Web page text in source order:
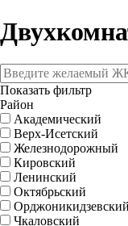
Показать фильтр
Район
Академический
Верх-Исетский
Железнодорожный
Кировский
Ленинский
Октябрьский
Орджоникидзевский
Чкаловский